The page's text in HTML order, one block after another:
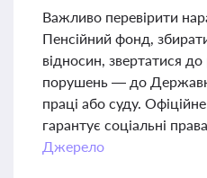
Важливо перевірити
Пенсійний фонд,
відносин, звертатися
порушень — до
праці або суду.
гарантує соціальні
Джерело